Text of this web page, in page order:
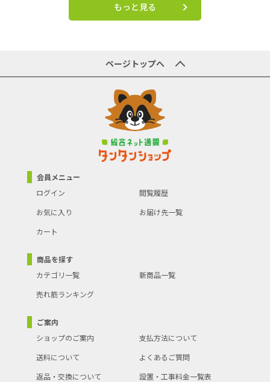
もっと見る
ページトップへ
会員メニュー
ログイン
閲覧履歴
お気に入り
お届け先一覧
カート
商品を探す
カテゴリ一覧
新商品一覧
売れ筋ランキング
ご案内
ショップのご案内
支払方法について
送料について
よくあるご質問
返品・交換について
設置・工事料金一覧表